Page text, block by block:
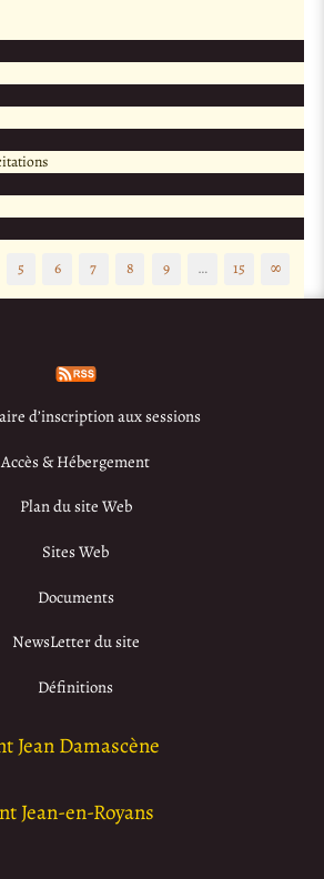
5 6 7 8 9 … 15 ∞
d’inscription aux sessions
Accès & Hébergement
Plan du site Web
Sites Web
Documents
NewsLetter du site
Définitions
Jean Damascène
Jean-en-Royans